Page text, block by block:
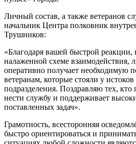
Личный состав, а также ветеранов
начальник Центра полковник
Трушников:
«Благодаря вашей быстрой реакции,
налаженной схеме взаимодействия,
оперативно получает необходимую
ветеранам, которые стояли у
подразделения. Поздравляю тех, кто
нести службу и поддерживает
поставленных задач».
Грамотность, всесторонняя
быстро ориентироваться и